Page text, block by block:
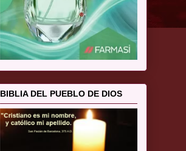
BIBLIA DEL PUEBLO DE DIOS